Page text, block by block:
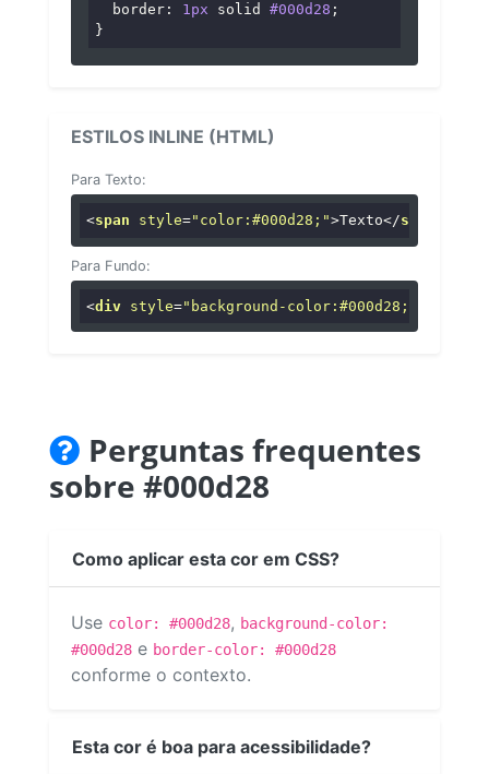
border : 1px solid #000d28 ;
}
ESTILOS INLINE (HTML)
Para Texto:
<span style="color:#000d28;">Texto</span
Para Fundo:
<div style="background-color:#000d28;"
Perguntas frequentes
sobre #000d28
Como aplicar esta cor em CSS?
Use color: #000d28, background-color:
#000d28 e border-color: #000d28
conforme o contexto.
Esta cor é boa para acessibilidade?